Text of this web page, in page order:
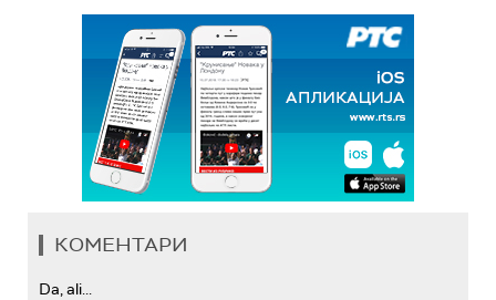
КОМЕНТАРИ
Da, ali...